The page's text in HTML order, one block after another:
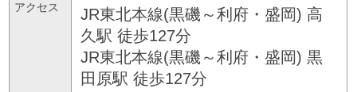
アクセス
JR東北本線(黒磯～利府・盛岡) 高
久駅 徒歩127分
JR東北本線(黒磯～利府・盛岡) 黒
田原駅 徒歩127分